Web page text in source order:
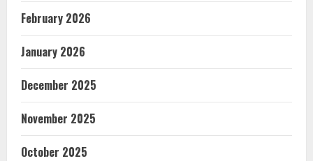
February 2026
January 2026
December 2025
November 2025
October 2025